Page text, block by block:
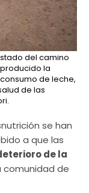
del camino
la
de leche,
de las
se han
a que las
de la
comunidad de